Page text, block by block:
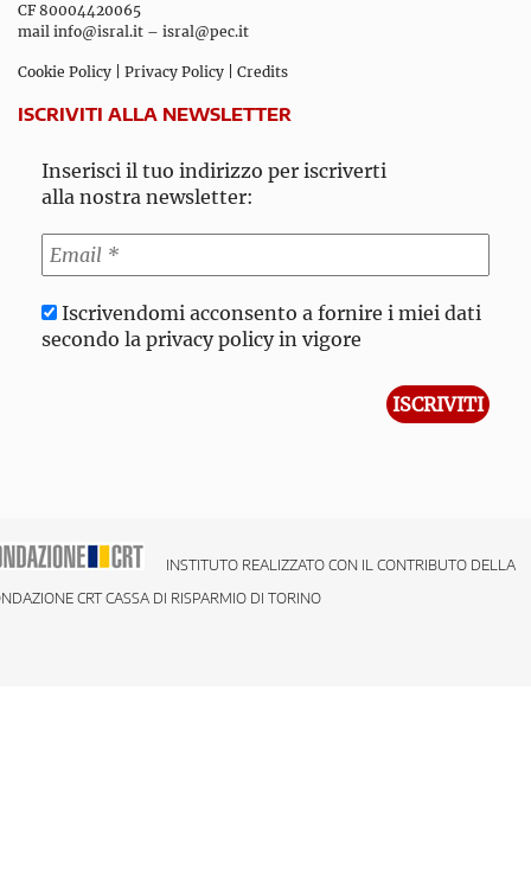
CF 80004420065
mail info@isral.it – isral@pec.it
Cookie Policy Privacy Policy Credits
ISCRIVITI ALLA NEWSLETTER
Inserisci il tuo indirizzo per iscriverti
alla nostra newsletter:
Iscrivendomi acconsento a fornire i miei dati
secondo la privacy policy in vigore
INSTITUTO REALIZZATO CON IL CONTRIBUTO DELLA
CRT CASSA DI RISPARMIO DI TORINO